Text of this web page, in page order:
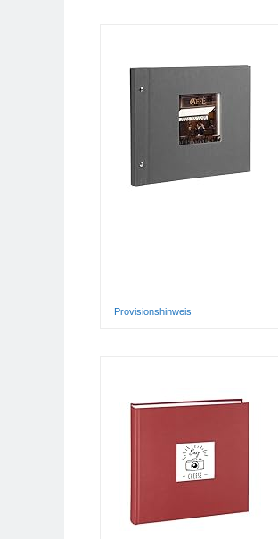
Provisionshinweis